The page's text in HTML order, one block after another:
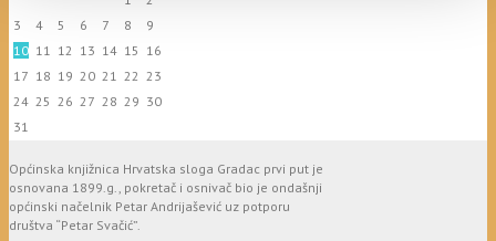
3
4 5 6 7 8
9
10 11 12 13 14 15 16
17 18 19 20 21 22 23
24 25 26 27 28 29 30
31
Općinska knjižnica Hrvatska sloga Gradac prvi put je
osnovana 1899.g., pokretač i osnivač bio je ondašnji
općinski načelnik Petar Andrijašević uz potporu
društva “Petar Svačić”.